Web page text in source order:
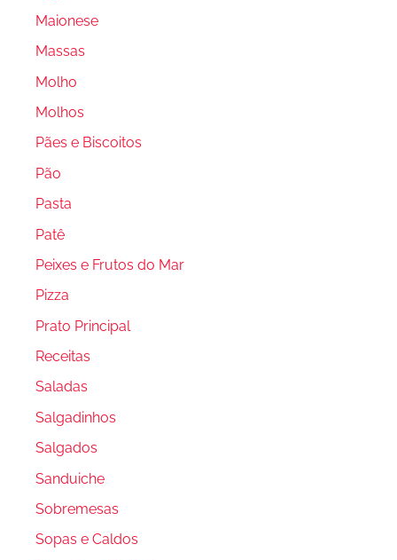
Maionese
Massas
Molho
Molhos
Pães e Biscoitos
Pão
Pasta
Patê
Peixes e Frutos do Mar
Pizza
Prato Principal
Receitas
Saladas
Salgadinhos
Salgados
Sanduiche
Sobremesas
Sopas e Caldos